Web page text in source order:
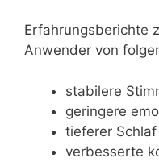
Erfahrungsberichte
Anwender von
stabilere
geringere
tieferer Schlaf
verbesserte